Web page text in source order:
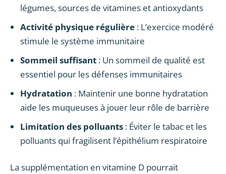
légumes, sources de vitamines et antioxydants
Activité physique régulière : L’exercice modéré
stimule le système immunitaire
Sommeil suffisant : Un sommeil de qualité est
essentiel pour les défenses immunitaires
Hydratation : Maintenir une bonne hydratation
aide les muqueuses à jouer leur rôle de barrière
Limitation des polluants : Éviter le tabac et les
polluants qui fragilisent l’épithélium respiratoire
La supplémentation en vitamine D pourrait